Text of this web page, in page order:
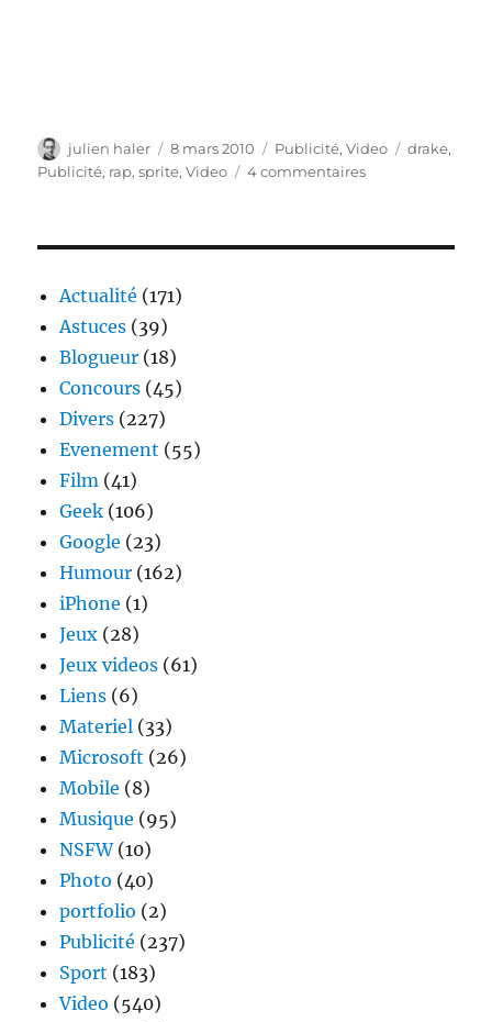
Auteur
julien haler
Publié
le
8 mars 2010 Catégories
Publicité,Video Étiquettes
drake,
Publicité, rap,sprite,Video 4 commentairessur
Actualité (171)
Astuces (39)
Blogueur (18)
Concours (45)
Divers (227)
Evenement (55)
Film (41)
Geek (106)
Google (23)
Humour (162)
iPhone (1)
Jeux (28)
Jeux videos (61)
Liens (6)
Materiel (33)
Microsoft (26)
Mobile (8)
Musique (95)
NSFW(10)
Photo (40)
portfolio (2)
Publicité (237)
Sport (183)
Video (540)